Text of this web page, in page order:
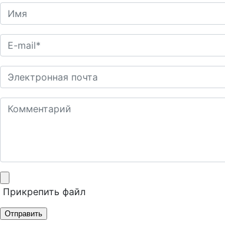
Прикрепить файл
Отправить